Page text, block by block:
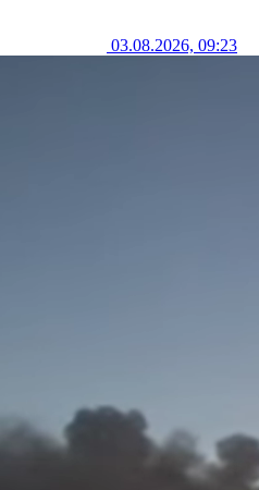
03.08.2026, 09:23